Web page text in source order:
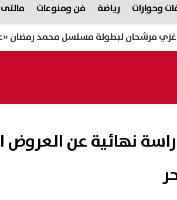
وحوارات رياضة فن ومنوعات
لبطولة مسلسل محمد رمضان «عشماوي»
نهائية عن العروض